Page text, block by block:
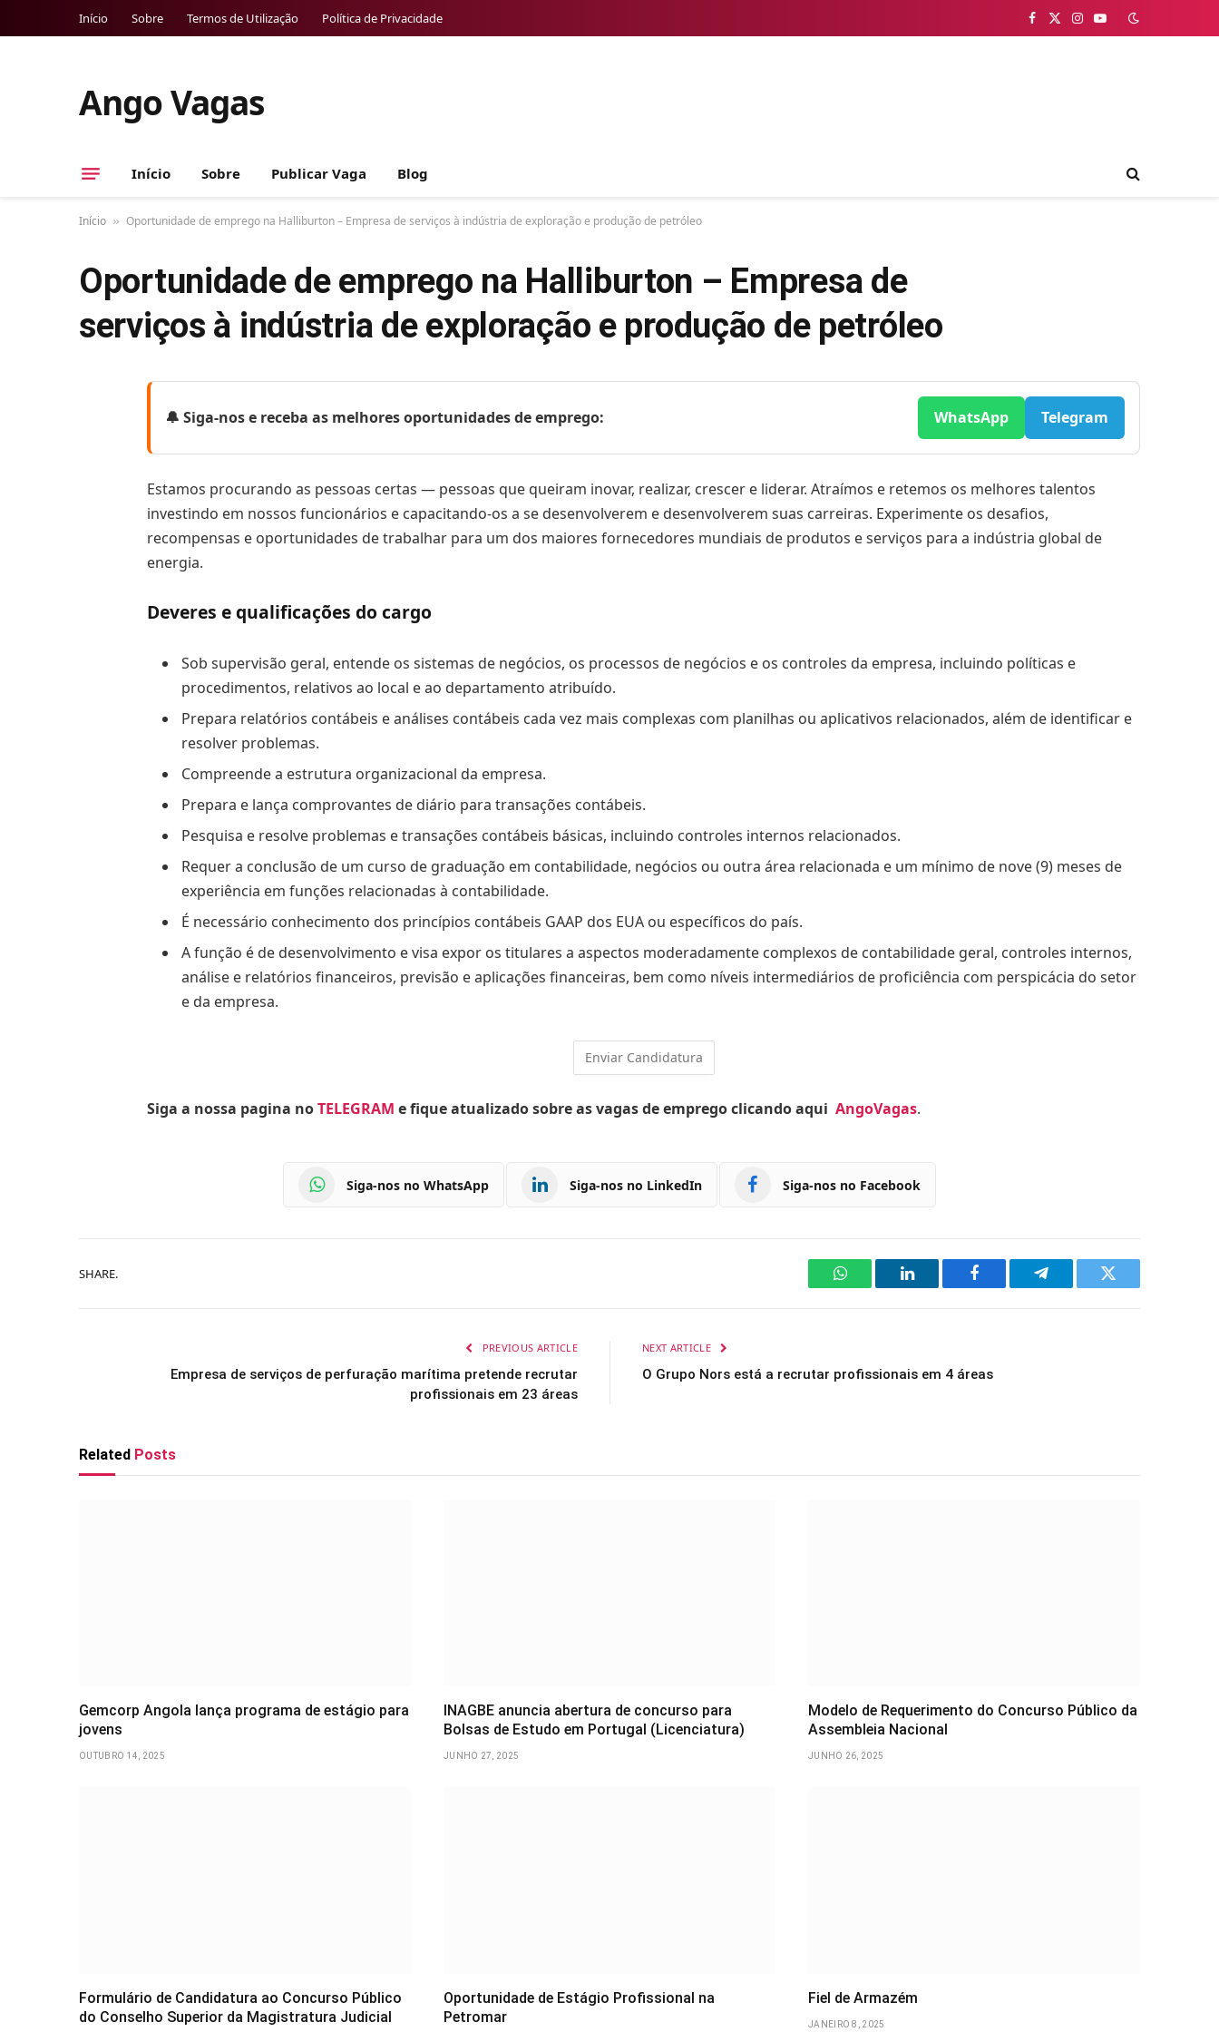
Início Sobre Termos de Utilização Política de Privacidade Facebook
X
Instagram
YouTube
Ango Vagas
Início Sobre Publicar Vaga Blog
Início » Oportunidade de emprego na Halliburton – Empresa de serviços à indústria de exploração e produção de petróleo
Oportunidade de emprego na Halliburton – Empresa de
serviços à indústria de exploração e produção de petróleo
🔔 Siga-nos e receba as melhores oportunidades de emprego: WhatsApp Telegram
Estamos procurando as pessoas certas — pessoas que queiram inovar, realizar, crescer e liderar. Atraímos e retemos os melhores talentos
investindo em nossos funcionários e capacitando-os a se desenvolverem e desenvolverem suas carreiras. Experimente os desafios,
recompensas e oportunidades de trabalhar para um dos maiores fornecedores mundiais de produtos e serviços para a indústria global de
energia.
Deveres e qualificações do cargo
Sob supervisão geral, entende os sistemas de negócios, os processos de negócios e os controles da empresa, incluindo políticas e
procedimentos, relativos ao local e ao departamento atribuído.
Prepara relatórios contábeis e análises contábeis cada vez mais complexas com planilhas ou aplicativos relacionados, além de identificar e
resolver problemas.
Compreende a estrutura organizacional da empresa.
Prepara e lança comprovantes de diário para transações contábeis.
Pesquisa e resolve problemas e transações contábeis básicas, incluindo controles internos relacionados.
Requer a conclusão de um curso de graduação em contabilidade, negócios ou outra área relacionada e um mínimo de nove (9) meses de
experiência em funções relacionadas à contabilidade.
É necessário conhecimento dos princípios contábeis GAAP dos EUA ou específicos do país.
A função é de desenvolvimento e visa expor os titulares a aspectos moderadamente complexos de contabilidade geral, controles internos,
análise e relatórios financeiros, previsão e aplicações financeiras, bem como níveis intermediários de proficiência com perspicácia do setor
e da empresa.
Siga a nossa pagina noTELEGRAM e fique atualizado sobre as vagas de emprego clicando aqui AngoVagas.
Siga-nos no WhatsApp Siga-nos no LinkedIn Siga-nos no Facebook
SHARE.
WhatsAppLinkedIn Facebook Telegram Twitter
PREVIOUS ARTICLE
Empresa de serviços de perfuração marítima pretende recrutar
profissionais em 23 áreas
NEXT ARTICLE
O Grupo Nors está a recrutar profissionais em 4 áreas
Related Posts
Gemcorp Angola lança programa de estágio para
jovens
OUTUBRO 14, 2025
INAGBE anuncia abertura de concurso para
Bolsas de Estudo em Portugal (Licenciatura)
JUNHO 27, 2025
Modelo de Requerimento do Concurso Público da
Assembleia Nacional
JUNHO 26, 2025
Formulário de Candidatura ao Concurso Público
do Conselho Superior da Magistratura Judicial
Oportunidade de Estágio Profissional na
Petromar
Fiel de Armazém
JANEIRO 8, 2025